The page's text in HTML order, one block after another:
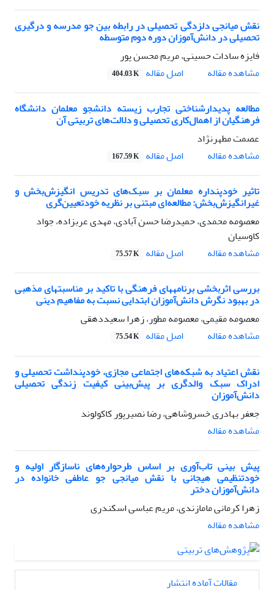
نقش میانجی دلزدگی تحصیلی در رابطه بین جو مدرسه و درگیری
تحصیلی در دانش‌آموزان دوره دوم متوسطه
فایزه سادات حسینی، مریم محسن پور
مشاهده مقاله
اصل مقاله 404.03 K
مطالعه پدیدارشناختی تجارب زیسته دانشجو معلمان دانشگاه
فرهنگیان از اهمال‌کاری تحصیلی و دلالت‌های تربیتی آن
عصمت مطهرنژاد
مشاهده مقاله
اصل مقاله 167.59 K
تاثیر خودپنداره معلمان بر سبک‌های تدریس انگیزش‌بخش و
غیرانگیزش‌بخش: مطالعه‌ای مبتنی بر نظریه خودتعیین‌گری
معصومه محمدی، حمیدرضا حسن آبادی، مهدی عربزاده، جواد
کاوسیان
مشاهده مقاله
اصل مقاله 75.57 K
بررسی اثربخشی برنامههای فرهنگی با تاکید بر مناسبتهای مذهبی
در بهبود نگرش دانش‌آموزان ابتدایی نسبت به مفاهیم دینی
معصومه مقیمی، معصومه مطور، زهرا سعیددهقی
مشاهده مقاله
اصل مقاله 75.54 K
نقش اعتیاد به شبکه‌های اجتماعی مجازی، خودپنداشت تحصیلی و
ادراک سبک والدگری بر پیش‌بینی کیفیت زندگی تحصیلی
دانش‌آموزان
جعفر بهادری خسروشاهی، رضا نصیرپور کاکولوند
مشاهده مقاله
پیش بینی تاب‌آوری بر اساس طرحواره‌های ناسازگار اولیه و
خودتنظیمی هیجانی با نقش میانجی جو عاطفی خانواده در
دانش‌آموزان دختر
زهرا کرمانی مامازندی، مریم عباسی اسکندری
مشاهده مقاله
مقالات آماده انتشار